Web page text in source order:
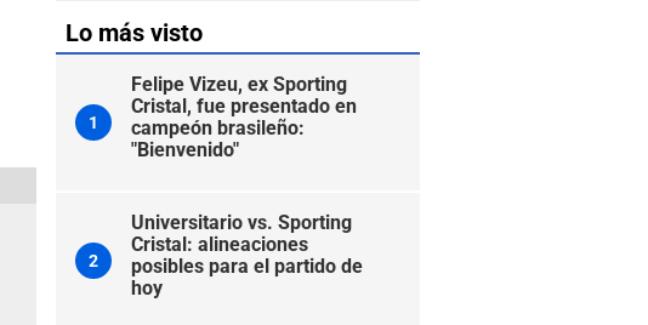
Lo más visto
1
Felipe Vizeu, ex Sporting
Cristal, fue presentado en
campeón brasileño:
"Bienvenido"
2
Universitario vs. Sporting
Cristal: alineaciones
posibles para el partido de
hoy